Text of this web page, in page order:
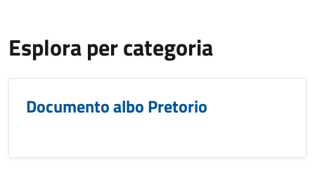
Esplora per categoria
Documento albo Pretorio